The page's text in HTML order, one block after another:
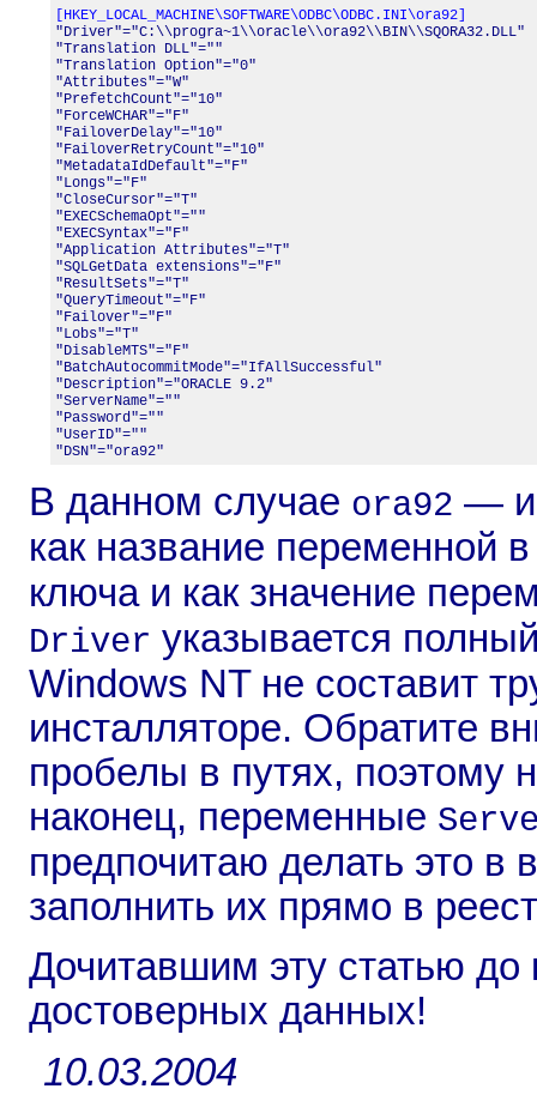
[HKEY_LOCAL_MACHINE\SOFTWARE\ODBC\ODBC.INI\ora92]
"Driver"="C:\\progra~1\\oracle\\ora92\\BIN\\SQORA32.DLL"
"Translation DLL"=""
"Translation Option"="0"
"Attributes"="W"
"PrefetchCount"="10"
"ForceWCHAR"="F"
"FailoverDelay"="10"
"FailoverRetryCount"="10"
"MetadataIdDefault"="F"
"Longs"="F"
"CloseCursor"="T"
"EXECSchemaOpt"=""
"EXECSyntax"="F"
"Application Attributes"="T"
"SQLGetData extensions"="F"
"ResultSets"="T"
"QueryTimeout"="F"
"Failover"="F"
"Lobs"="T"
"DisableMTS"="F"
"BatchAutocommitMode"="IfAllSuccessful"
"Description"="ORACLE 9.2"
"ServerName"=""
"Password"=""
"UserID"=""
"DSN"="ora92"
В данном случае ora92 —
как название переменной
ключа и как значение
Driver указывается
Windows NT не составит
инсталляторе. Обратите
пробелы в путях, поэтому
наконец, переменные
предпочитаю делать это
заполнить их прямо в
Дочитавшим эту статью
достоверных данных!
10.03.2004